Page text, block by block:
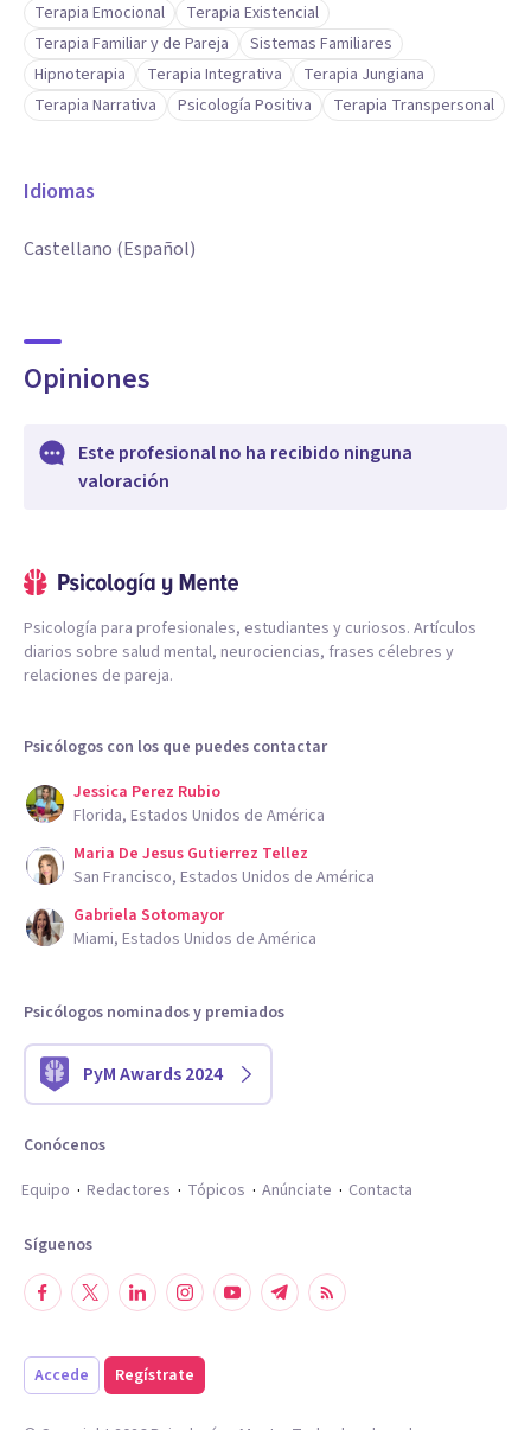
Terapia Emocional
Terapia Existencial
Terapia Familiar y de Pareja
Sistemas Familiares
Hipnoterapia
Terapia Integrativa
Terapia Jungiana
Terapia Narrativa
Psicología Positiva Terapia Transpersonal
Idiomas
Castellano (Español)
Opiniones
Este profesional no ha recibido ninguna
valoración
Psicología para profesionales, estudiantes y curiosos. Artículos
diarios sobre salud mental, neurociencias, frases célebres y
relaciones de pareja.
Psicólogos con los que puedes contactar
Jessica Perez Rubio
Florida, Estados Unidos de América
Maria De Jesus Gutierrez Tellez
San Francisco, Estados Unidos de América
Gabriela Sotomayor
Miami, Estados Unidos de América
Psicólogos nominados y premiados
PyM Awards 2024
Conócenos
Equipo
Redactores Tópicos Anúnciate Contacta
Síguenos
Accede Regístrate